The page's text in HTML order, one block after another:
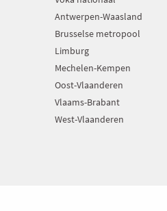
Antwerpen-Waasland
Brusselse metropool
Limburg
Mechelen-Kempen
Oost-Vlaanderen
Vlaams-Brabant
West-Vlaanderen